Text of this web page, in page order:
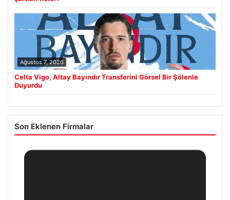
Ağustos 7, 2026
Celta Vigo, Altay Bayındır Transferini Görsel Bir Şölenle
Duyurdu
Son Eklenen Firmalar